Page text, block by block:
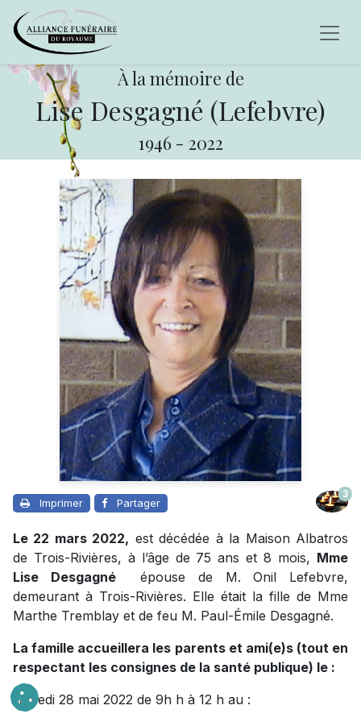
À la mémoire de
Lise Desgagné (Lefebvre)
1946 - 2022
Imprimer Partager
3
Le 22 mars 2022, est décédée à la Maison Albatros
de Trois-Rivières, à l’âge de 75 ans et 8 mois, Mme
Lise Desgagné
épouse de M. Onil Lefebvre,
demeurant à Trois-Rivières. Elle était la fille de Mme
Marthe Tremblay et de feu M. Paul-Émile Desgagné.
La famille accueillera les parents et ami(e)s (tout en
respectant les consignes de la santé publique) le :
samedi 28 mai 2022 de 9h h à 12 h au :